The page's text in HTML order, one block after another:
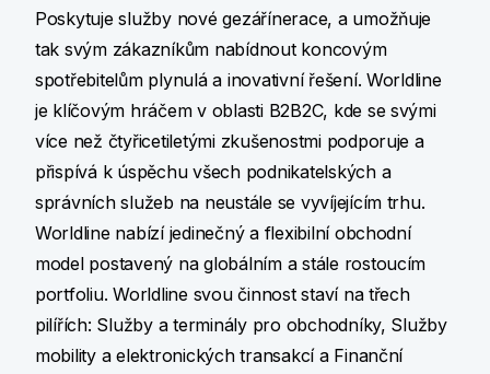
Poskytuje služby nové gezářínerace, a umožňuje
tak svým zákazníkům nabídnout koncovým
spotřebitelům plynulá a inovativní řešení. Worldline
je klíčovým hráčem v oblasti B2B2C, kde se svými
více než čtyřicetiletými zkušenostmi podporuje a
přispívá k úspěchu všech podnikatelských a
správních služeb na neustále se vyvíjejícím trhu.
Worldline nabízí jedinečný a flexibilní obchodní
model postavený na globálním a stále rostoucím
portfoliu. Worldline svou činnost staví na třech
pilířích: Služby a terminály pro obchodníky, Služby
mobility a elektronických transakcí a Finanční